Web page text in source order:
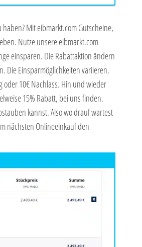
Mit eibmarkt.com Gutscheine,
Nutze unsere eibmarkt.com
einsparen. Die Rabattaktion ändern
Die Einsparmöglichkeiten variieren.
10€ Nachlass. Hin und wieder
15% Rabatt, bei uns finden.
kannst. Also wo drauf wartest
nächsten Onlineeinkauf den